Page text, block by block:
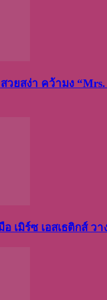
วยสง่า คว้ามง
เมิร์ซ เอสเธติกส์